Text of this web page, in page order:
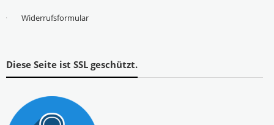
Widerrufsformular
Diese Seite ist SSL geschützt.